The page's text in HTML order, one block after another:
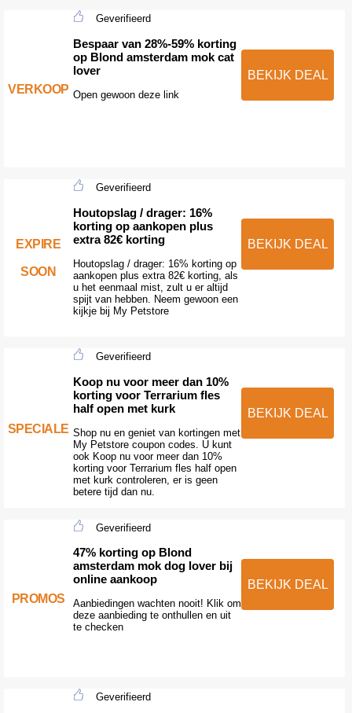
VERKOOP
Geverifieerd
Bespaar van 28%-59% korting
op Blond amsterdam mok cat
lover
Open gewoon deze link
BEKIJK DEAL
EXPIRE
SOON
Geverifieerd
Houtopslag / drager: 16%
korting op aankopen plus
extra 82€ korting
Houtopslag / drager: 16% korting op
aankopen plus extra 82€ korting, als
u het eenmaal mist, zult u er altijd
spijt van hebben. Neem gewoon een
kijkje bij My Petstore
BEKIJK DEAL
SPECIALE
Geverifieerd
Koop nu voor meer dan 10%
korting voor Terrarium fles
half open met kurk
Shop nu en geniet van kortingen met
My Petstore coupon codes. U kunt
ook Koop nu voor meer dan 10%
korting voor Terrarium fles half open
met kurk controleren, er is geen
betere tijd dan nu.
BEKIJK DEAL
PROMOS
Geverifieerd
47% korting op Blond
amsterdam mok dog lover bij
online aankoop
Aanbiedingen wachten nooit! Klik om
deze aanbieding te onthullen en uit
te checken
BEKIJK DEAL
Geverifieerd